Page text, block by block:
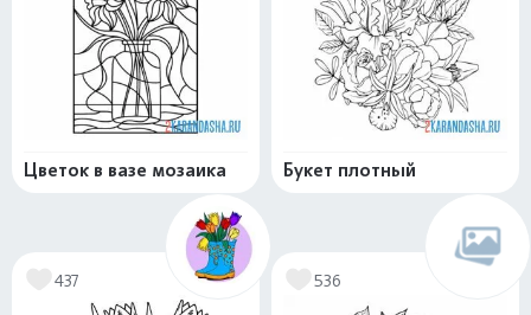
Цветок в вазе мозаика Букет плотный
437 536